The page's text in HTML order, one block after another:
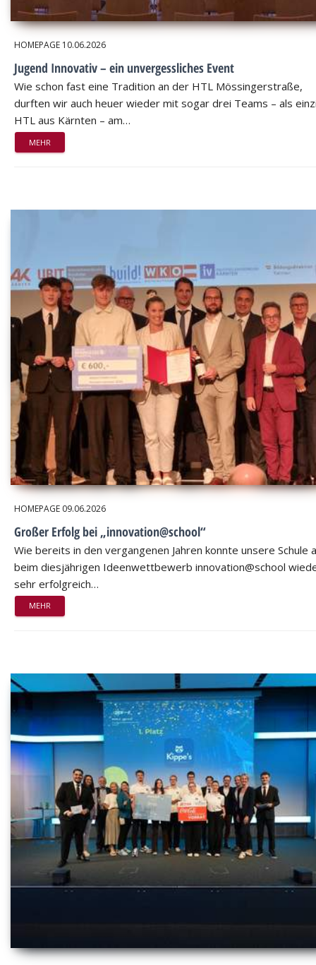
HOMEPAGE 10.06.2026
Jugend Innovativ – ein unvergessliches Event
Wie schon fast eine Tradition an der HTL Mössingerstraße,
durften wir auch heuer wieder mit sogar drei Teams – als
HTL aus Kärnten – am…
MEHR
HOMEPAGE 09.06.2026
Großer Erfolg bei „innovation@school“
Wie bereits in den vergangenen Jahren konnte unsere Schule
beim diesjährigen Ideenwettbewerb innovation@school
sehr erfolgreich…
MEHR